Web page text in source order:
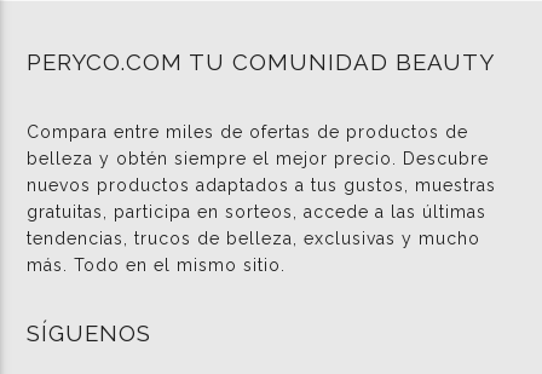
PERYCO.COM TU COMUNIDAD BEAUTY
Compara entre miles de ofertas de productos de
belleza y obtén siempre el mejor precio. Descubre
nuevos productos adaptados a tus gustos, muestras
gratuitas, participa en sorteos, accede a las últimas
tendencias, trucos de belleza, exclusivas y mucho
más. Todo en el mismo sitio.
SÍGUENOS